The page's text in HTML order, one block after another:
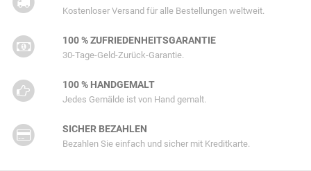
Kostenloser Versand für alle Bestellungen weltweit.
100 % ZUFRIEDENHEITSGARANTIE
30-Tage-Geld-Zurück-Garantie.
100 % HANDGEMALT
Jedes Gemälde ist von Hand gemalt.
SICHER BEZAHLEN
Bezahlen Sie einfach und sicher mit Kreditkarte.